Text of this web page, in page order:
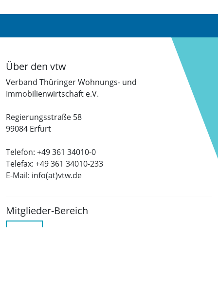
Über den vtw
Verband Thüringer Wohnungs- und
Immobilienwirtschaft e.V.
Regierungsstraße 58
99084 Erfurt
Telefon: +49 361 34010-0
Telefax: +49 361 34010-233
E-Mail: info(at)vtw.de
Mitglieder-Bereich